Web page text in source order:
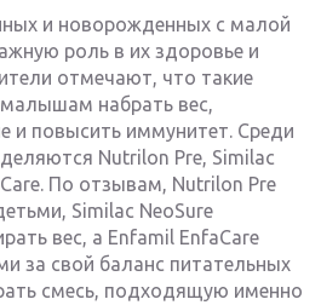
и новорожденных с малой
роль в их здоровье и
отмечают, что такие
набрать вес,
и повысить иммунитет. Среди
Nutrilon Pre, Similac
По отзывам, Nutrilon Pre
Similac NeoSure
вес, а Enfamil EnfaCare
за свой баланс питательных
смесь, подходящую именно